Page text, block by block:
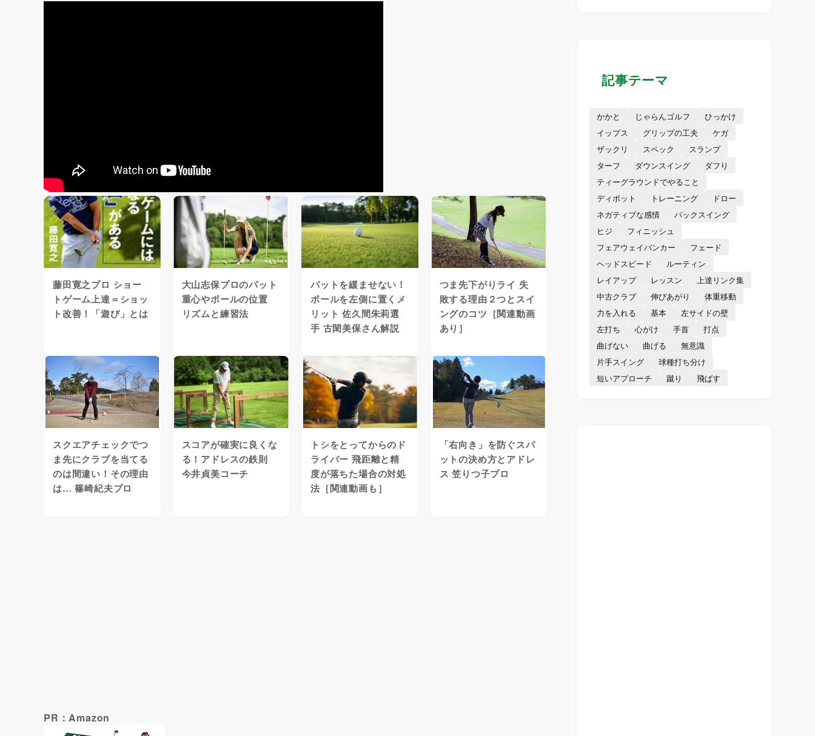
藤田寛之プロ ショー
トゲーム上達＝ショッ
ト改善！「遊び」とは
大山志保プロのパット
重心やボールの位置
リズムと練習法
パットを緩ませない！
ボールを左側に置くメ
リット 佐久間朱莉選
手 古閑美保さん解説
つま先下がりライ 失
敗する理由２つとスイ
ングのコツ［関連動画
あり］
スクエアチェックでつ
ま先にクラブを当てる
のは間違い！その理由
は… 篠崎紀夫プロ
スコアが確実に良くな
る！アドレスの鉄則
今井貞美コーチ
トシをとってからのド
ライバー 飛距離と精
度が落ちた場合の対処
法［関連動画も］
「右向き」を防ぐスパ
ットの決め方とアドレ
ス 笠りつ子プロ
PR：Amazon
記事テーマ
かかと じゃらんゴルフ
ひっかけ
イップス
グリップの工夫
ケガ
ザックリ
スペック
スランプ
ターフ
ダウンスイング
ダフり
ティーグラウンドでやること
ディボット
トレーニング
ドロー
ネガティブな感情
バックスイング
ヒジ
フィニッシュ
フェアウェイバンカー
フェード
ヘッドスピード
ルーティン
レイアップ
レッスン
上達リンク集
中古クラブ
伸びあがり
体重移動
力を入れる
基本
左サイドの壁
左打ち
心がけ 手首
打点
曲げない
曲げる
無意識
片手スイング
球種打ち分け
短いアプローチ
蹴り 飛ばす